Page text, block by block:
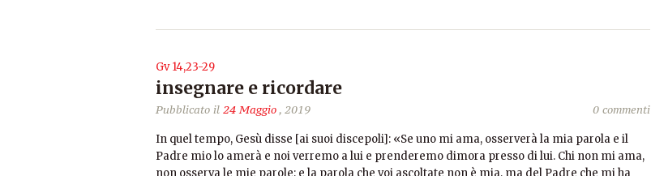
Gv 14,23-29
insegnare e ricordare
Pubblicato il 24 Maggio, 2019 0 commenti
In quel tempo, Gesù disse [ai suoi discepoli]: «Se uno mi ama, osserverà la mia parola e il
Padre mio lo amerà e noi verremo a lui e prenderemo dimora presso di lui. Chi non mi ama,
non osserva le mie parole; e la parola che voi ascoltate non è mia, ma del Padre che mi ha